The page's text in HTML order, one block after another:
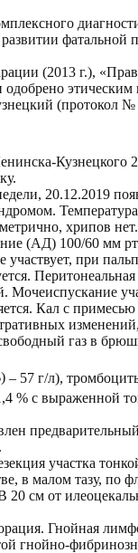
(2013 г.),
(протокол №
Кузнецкого
20.12.2019
хрипов
(АД) 100/60 мм
при
Мочеиспускание
Кал с примесью
газ в
– 57 г/л),
% с выраженной
предварительный
участка
в малом тазу, по
см от
Гнойная
гнойно-